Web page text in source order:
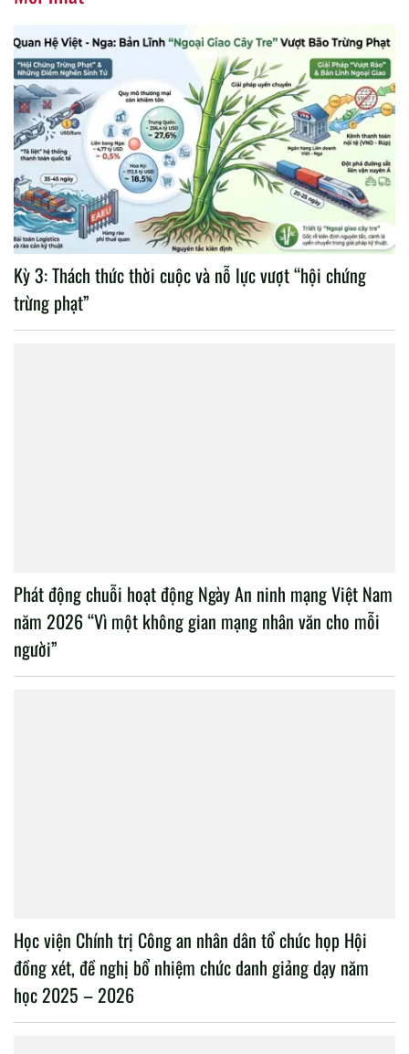
Kỳ 3: Thách thức thời cuộc và nỗ lực vượt “hội chứng
trừng phạt”
Phát động chuỗi hoạt động Ngày An ninh mạng Việt Nam
năm 2026 “Vì một không gian mạng nhân văn cho mỗi
người”
Học viện Chính trị Công an nhân dân tổ chức họp Hội
đồng xét, đề nghị bổ nhiệm chức danh giảng dạy năm
học 2025 – 2026